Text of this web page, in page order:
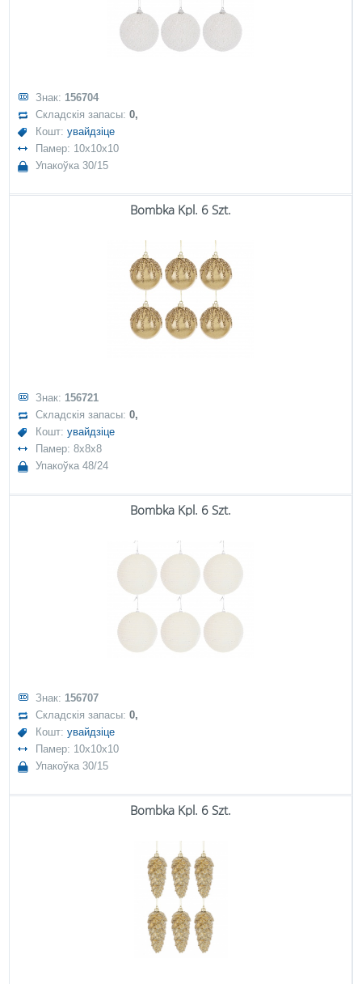
Знак: 156704
Складскія запасы:0,
Кошт:увайдзіце
Памер: 10x10x10
Упакоўка 30/15
Bombka Kpl. 6 Szt.
Знак: 156721
Складскія запасы:0,
Кошт:увайдзіце
Памер: 8x8x8
Упакоўка 48/24
Bombka Kpl. 6 Szt.
Знак: 156707
Складскія запасы:0,
Кошт:увайдзіце
Памер: 10x10x10
Упакоўка 30/15
Bombka Kpl. 6 Szt.